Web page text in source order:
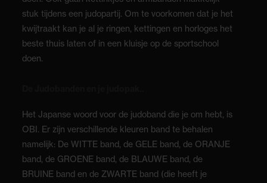
stuk tijdens een judopartij. Om te voorkomen dat je het
kwijtraakt kan je al je ringen, kettingen en horloges het
beste thuis laten of in een kluisje op de sportschool
doen.
Het Japanse woord voor de judoband die je om hebt, is
OBI. Er zijn verschillende kleuren band te behalen
namelijk: De WITTE band, de GELE band, de ORANJE
band, de GROENE band, de BLAUWE band, de
BRUINE band en de ZWARTE band (die heeft je